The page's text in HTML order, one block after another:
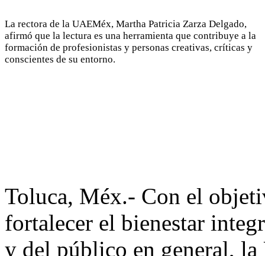
La rectora de la UAEMéx, Martha Patricia Zarza Delgado,
afirmó que la lectura es una herramienta que contribuye a la
formación de profesionistas y personas creativas, críticas y
conscientes de su entorno.
Toluca, Méx.- Con el
fortalecer el bienestar
y del público en general,